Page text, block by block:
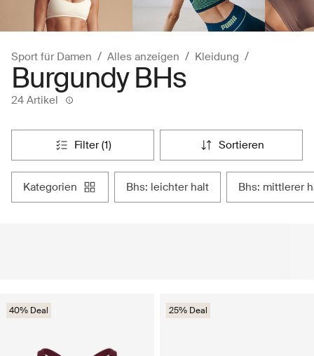
Sport für Damen Alles anzeigen Kleidung
Burgundy BHs
24 Artikel
filter (1) sortieren
kategorien bhs: leichter halt bhs: mittlerer
40% Deal 25% Deal